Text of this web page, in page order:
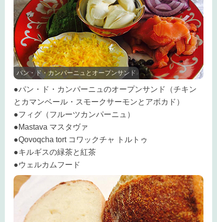
パン・ド・カンパーニュとオープンサンド
●パン・ド・カンパーニュのオープンサンド（チキン
とカマンベール・スモークサーモンとアボカド）
●フィグ（フルーツカンパーニュ）
●Mastava マスタヴァ
●Qovoqcha tort コワックチャ トルトゥ
●キルギスの緑茶と紅茶
●ウェルカムフード